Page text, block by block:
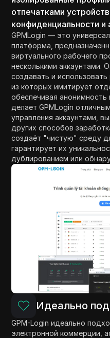
отпечатками
конфиденциальности и
GPMLogin — это
платформа,
виртуального рабочего
несколькими аккаунтами.
создавать и
из которых имитирует
обеспечивая
делает GPMLogin
управления аккаунтами,
других способов
создаёт "чистую" среду
гарантирует их
дублированием или
Идеально
GPM-Login идеально
электронной коммерции,